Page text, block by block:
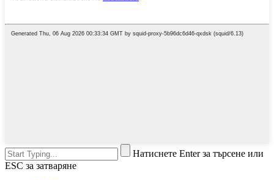
Натиснете Enter за търсене или
ESC за затваряне